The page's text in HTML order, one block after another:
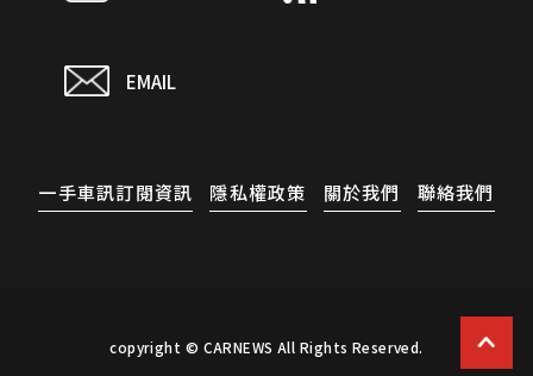
EMAIL
一手車訊訂閱資訊 隱私權政策 關於我們 聯絡我們
copyright © CARNEWS All Rights Reserved.